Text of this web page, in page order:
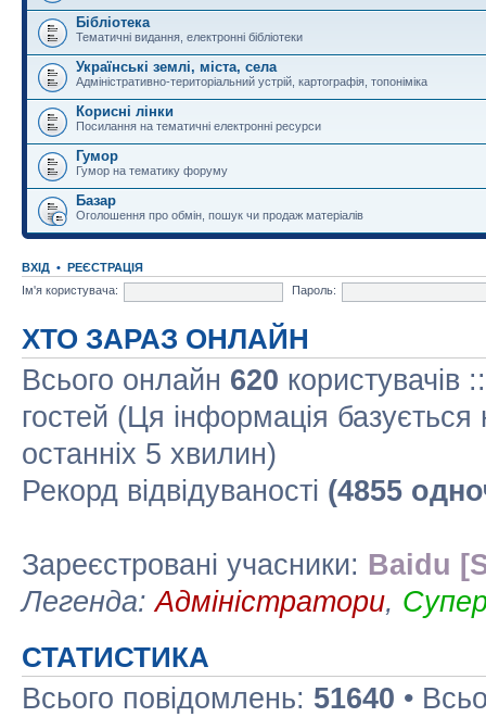
Бібліотека
Тематичні видання, електронні бібліотеки
Українські землі, міста, села
Адміністративно-територіальний устрій, картографія, топоніміка
Корисні лінки
Посилання на тематичні електронні ресурси
Гумор
Гумор на тематику форуму
Базар
Оголошення про обмін, пошук чи продаж матеріалів
ВХІД • РЕЄСТРАЦІЯ
Ім'я користувача:
Пароль:
ХТО ЗАРАЗ ОНЛАЙН
Всього онлайн 620 користувачів
гостей (Ця інформація базується
останніх 5 хвилин)
Рекорд відвідуваності (4855
Зареєстровані учасники: Baidu
Легенда:Адміністратори,
СТАТИСТИКА
Всього повідомлень: 51640 •